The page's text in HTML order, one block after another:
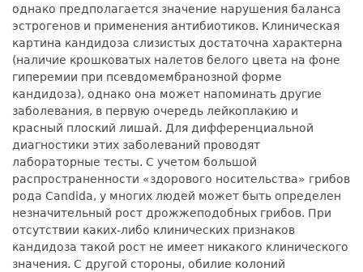
однако предполагается значение нарушения баланса
эстрогенов и применения антибиотиков. Клиническая
картина кандидоза слизистых достаточна характерна
(наличие крошковатых налетов белого цвета на фоне
гиперемии при псевдомембранозной форме
кандидоза), однако она может напоминать другие
заболевания, в первую очередь лейкоплакию и
красный плоский лишай. Для дифференциальной
диагностики этих заболеваний проводят
лабораторные тесты. С учетом большой
распространенности «здорового носительства» грибов
рода Candida, у многих людей может быть определен
незначительный рост дрожжеподобных грибов. При
отсутствии каких-либо клинических признаков
кандидоза такой рост не имеет никакого клинического
значения. С другой стороны, обилие колоний